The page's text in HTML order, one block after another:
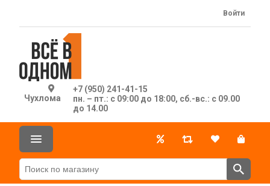
Чухлома
+7 (950) 241-41-15
пн. – пт.: с 09:00 до 18:00, сб.-вс.: с 09.00
до 14.00
Войти